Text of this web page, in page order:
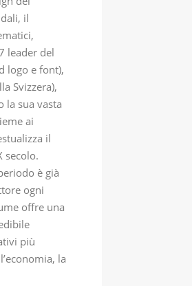
il
leader del
logo e font),
Svizzera),
la sua vasta
ai
il
secolo.
è già
ogni
offre una
più
la